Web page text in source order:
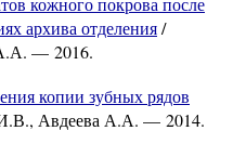
архива отделения/
— 2016.
копии зубных рядов
Авдеева А.А. — 2014.